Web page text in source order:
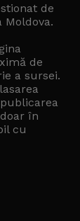
de
Moldova.
de
a sursei.
în
cu